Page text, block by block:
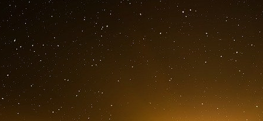
guerre en Ukraine.
« La proposition que nous avons toujours
guerre », a fait remarquer M. Bardella. Le
Rassemblement national ne maintiendrait
élection présidentielle, prévue en 2027, que
« On ne change pas les traités en temps